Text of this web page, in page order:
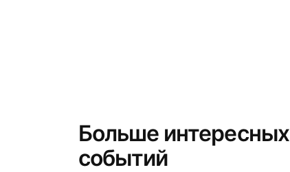
Больше интересных
событий